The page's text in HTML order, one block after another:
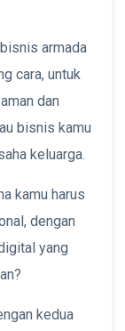
armada
cara, untuk
dan
bisnis kamu
keluarga.
kamu harus
dengan
yang
kedua